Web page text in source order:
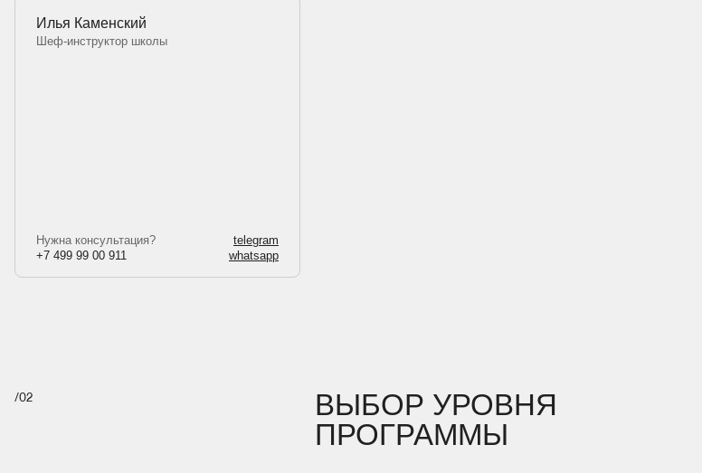
Илья Каменский
Шеф-инструктор школы
Нужна консультация?
telegram
+7 499 99 00 911
whatsapp
/02
ВЫБОР УРОВНЯ
ПРОГРАММЫ